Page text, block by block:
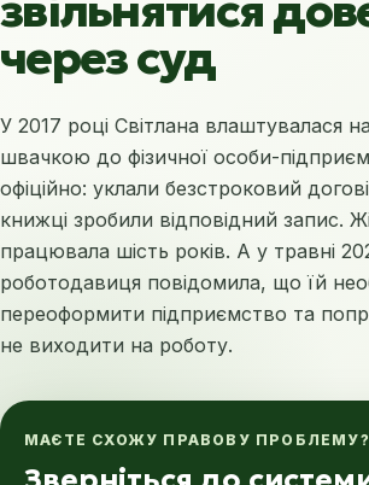
через суд
У 2017 році Світлана влаштувалася
швачкою до фізичної особи-
офіційно: уклали безстроковий
книжці зробили відповідний запис.
працювала шість років. А у травні
роботодавиця повідомила, що їй
переоформити підприємство та
не виходити на роботу.
МАЄТЕ СХОЖУ ПРАВОВУ ПРОБЛЕМУ?